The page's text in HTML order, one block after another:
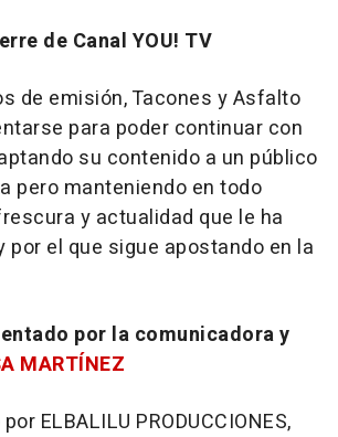
de Canal YOU! TV
de emisión, Tacones y Asfalto
para poder continuar con
su contenido a un público
pero manteniendo en todo
y actualidad que le ha
por el que sigue apostando en la
por la comunicadora y
MARTÍNEZ
ELBALILU PRODUCCIONES,